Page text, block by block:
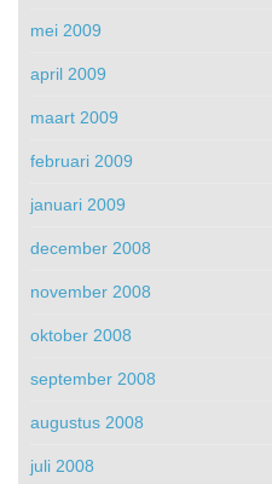
mei 2009
april 2009
maart 2009
februari 2009
januari 2009
december 2008
november 2008
oktober 2008
september 2008
augustus 2008
juli 2008